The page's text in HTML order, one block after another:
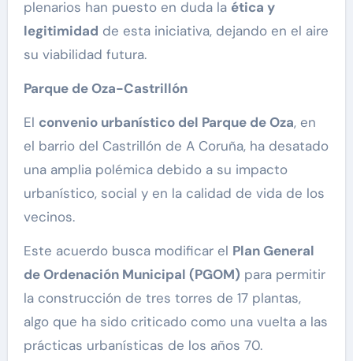
plenarios han puesto en duda la ética y
legitimidad de esta iniciativa, dejando en el aire
su viabilidad futura.
Parque de Oza-Castrillón
El convenio urbanístico del Parque de Oza, en
el barrio del Castrillón de A Coruña, ha desatado
una amplia polémica debido a su impacto
urbanístico, social y en la calidad de vida de los
vecinos.
Este acuerdo busca modificar el Plan General
de Ordenación Municipal (PGOM) para permitir
la construcción de tres torres de 17 plantas,
algo que ha sido criticado como una vuelta a las
prácticas urbanísticas de los años 70.